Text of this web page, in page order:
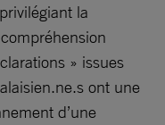
la
» issues
ont une
d’une